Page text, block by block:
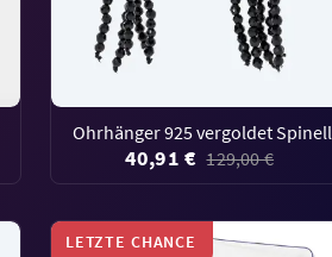
Ohrhänger 925 vergoldet Spinell
40,91 € 129,00 €
LETZTE CHANCE